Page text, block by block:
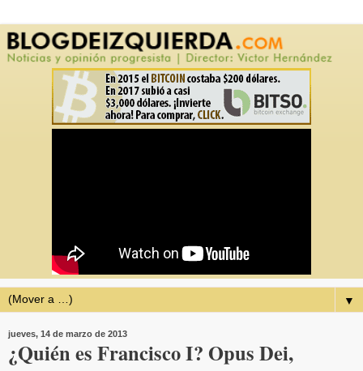
▼
jueves, 14 de marzo de 2013
¿Quién es Francisco I? Opus Dei,